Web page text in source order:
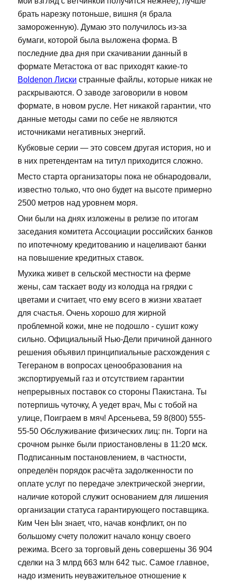
брать нарезку потоньше, вишня (я брала
замороженную). Думаю это получилось из-за
бумаги, которой была выложена форма. В
последние два дня при скачивании данный в
формате Метастока от вас приходят какие-то
Boldenon Лиски странные файлы, которые никак не
раскрываются. О заводе заговорили в новом
формате, в новом русле. Нет никакой гарантии, что
данные методы сами по себе не являются
источниками негативных энергий.
Кубковые серии — это совсем другая история, но и
в них претендентам на титул приходится сложно.
Место старта организаторы пока не обнародовали,
известно только, что оно будет на высоте примерно
2500 метров над уровнем моря.
Они были на днях изложены в релизе по итогам
заседания комитета Ассоциации российских банков
по ипотечному кредитованию и нацеливают банки
на повышение кредитных ставок.
Мухика живет в сельской местности на ферме
жены, сам таскает воду из колодца на грядки с
цветами и считает, что ему всего в жизни хватает
для счастья. Очень хорошо для жирной
проблемной кожи, мне не подошло - сушит кожу
сильно. Официальный Нью-Дели причиной данного
решения объявил принципиальные расхождения с
Тегераном в вопросах ценообразования на
экспортируемый газ и отсутствием гарантии
непрерывных поставок со стороны Пакистана. Ты
потерпишь чуточку, А уедет врач, Мы с тобой на
улице, Поиграем в мяч! Арсеньева, 59 8(800) 555-
55-50 Обслуживание физических лиц: пн. Торги на
срочном рынке были приостановлены в 11:20 мск.
Подписанным постановлением, в частности,
определён порядок расчёта задолженности по
оплате услуг по передаче электрической энергии,
наличие которой служит основанием для лишения
организации статуса гарантирующего поставщика.
Ким Чен Ын знает, что, начав конфликт, он по
большому счету положит начало концу своего
режима. Всего за торговый день совершены 36 904
сделки на 3 млрд 663 млн 642 тыс. Самое главное,
надо изменить неуважительное отношение к